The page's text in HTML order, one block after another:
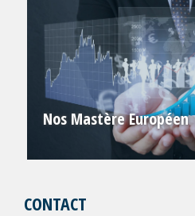
Nos Mastère Européen
CONTACT